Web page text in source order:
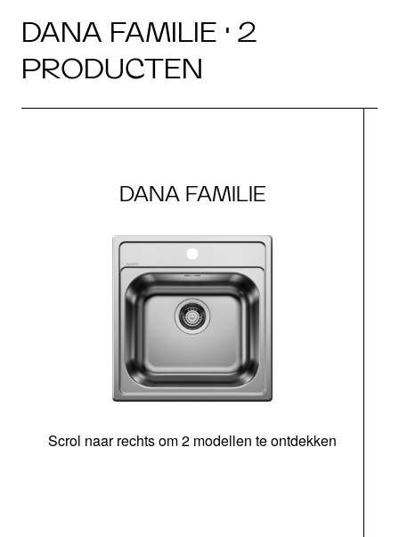
DANA FAMILIE · 2
PRODUCTEN
DANA FAMILIE
Scrol naar rechts om 2 modellen te ontdekken